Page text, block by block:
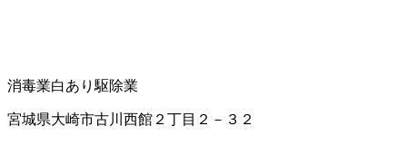
消毒業白あり駆除業
宮城県大崎市古川西館２丁目２－３２